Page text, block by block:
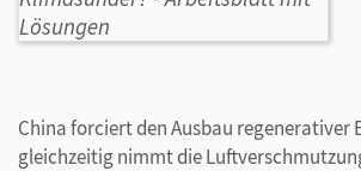
China forciert den Ausbau regenerativer
gleichzeitig nimmt die